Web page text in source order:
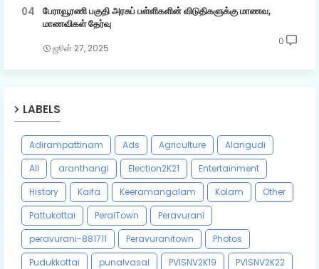
பேராவூரணி பகுதி அரசுப் பள்ளிகளின் விடுதிகளுக்கு மாணவ,
மாணவிகள் தேர்வு
ஜூன் 27, 2025
0
LABELS
Adirampattinam Ads Agriculture
Alangudi
All
aranthangi Election2K21
Entertainment
History
Kaifa Keeramangalam Kolam
Other
Pattukottai
PeraiTown
Peravurani
peravurani-881711
Peravuranitown
Photos
Pudukkottai
punalvasal PVISNV2K19
PVISNV2K22